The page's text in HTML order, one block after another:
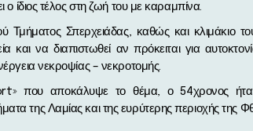
ο ίδιος τέλος στη ζωή του με καραμπίνα.
Τμήματος Σπερχειάδας, καθώς και κλιμάκιο
να διαπιστωθεί αν πρόκειται για
νεκροψίας – νεκροτομής.
που αποκάλυψε το θέμα, ο 54χρονος
της Λαμίας και της ευρύτερης περιοχής της